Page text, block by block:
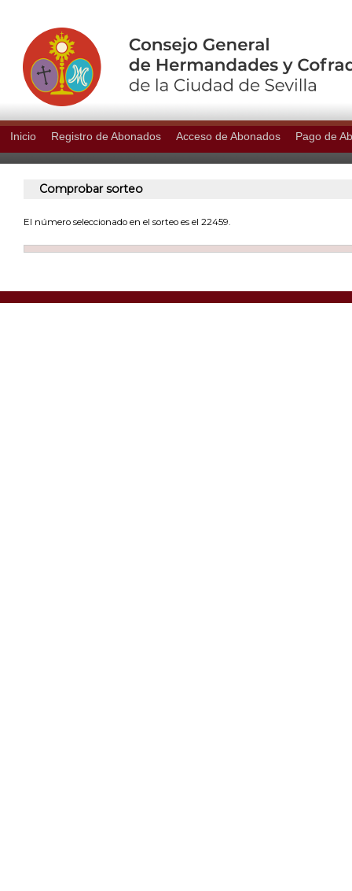
Inicio Registro de Abonados Acceso de Abonados Pago de
Comprobar sorteo
El número seleccionado en el sorteo es el 22459.